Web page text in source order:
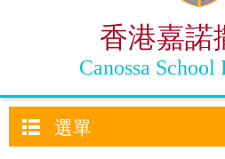
香港嘉諾
Canossa School
選單